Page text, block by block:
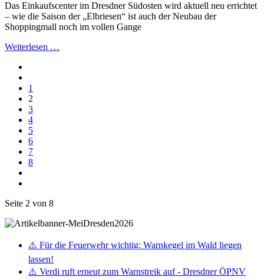
Das Einkaufscenter im Dresdner Südosten wird aktuell neu errichtet
– wie die Saison der „Elbriesen“ ist auch der Neubau der
Shoppingmall noch im vollen Gange
Weiterlesen …
1
2
3
4
5
6
7
8
Seite 2 von 8
⚠️ Für die Feuerwehr wichtig: Warnkegel im Wald liegen
lassen!
⚠️ Verdi ruft erneut zum Warnstreik auf - Dresdner ÖPNV